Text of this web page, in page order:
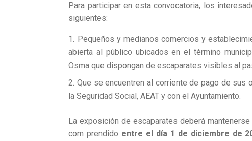
Para participar en esta convocatoria, los
siguientes:
Pequeños y medianos comercios y
abierta al público ubicados en el término
Osma que dispongan de escaparates visibles al
Que se encuentren al corriente de pago de
la Seguridad Social, AEAT y con el Ayuntamiento.
La exposición de escaparates deberá
com­ prendido entre el día 1 de diciembre de